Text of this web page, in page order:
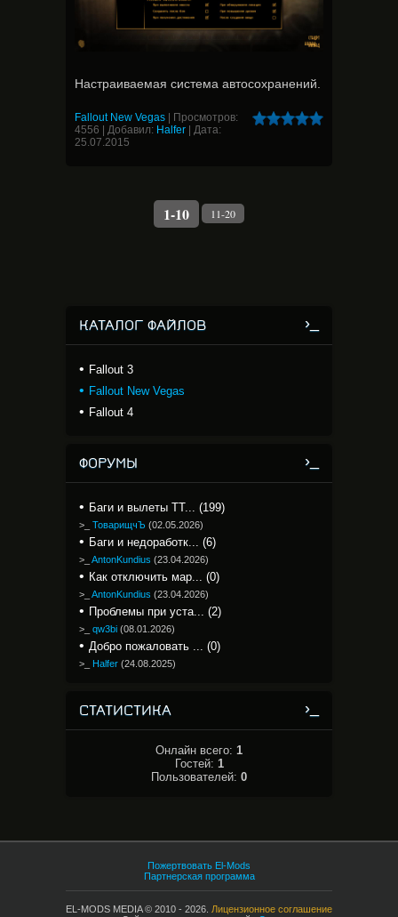
Настраиваемая система автосохранений.
Fallout New Vegas
Просмотров:
4556
Добавил: Halfer
Дата:
25.07.2015
1-10 11-20
КАТАЛОГ ФАЙЛОВ
Fallout 3
Fallout New Vegas
Fallout 4
ФОРУМЫ
Баги и вылеты TT... (199)
>_ ТоварищчЪ (02.05.2026)
Баги и недоработк... (6)
>_ AntonKundius (23.04.2026)
Как отключить мар... (0)
>_ AntonKundius (23.04.2026)
Проблемы при уста... (2)
>_ qw3bi (08.01.2026)
Добро пожаловать ... (0)
>_ Halfer (24.08.2025)
СТАТИСТИКА
Онлайн всего: 1
Гостей: 1
Пользователей: 0
Пожертвовать El-Mods
Партнерская программа
EL-MODS MEDIA © 2010 - 2026. Лицензионное соглашение